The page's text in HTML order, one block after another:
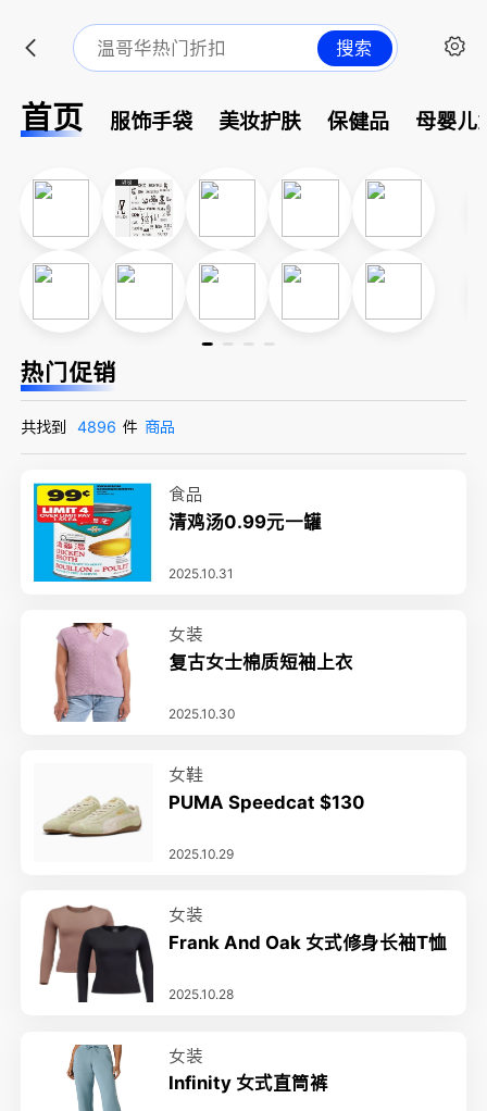
搜索
首页 服饰手袋 美妆护肤 保健品 母婴儿
热门促销
共找到 4896 件 商品
食品
清鸡汤0.99元一罐
2025.10.31
女装
复古女士棉质短袖上衣
2025.10.30
女鞋
PUMA Speedcat $130
2025.10.29
女装
Frank And Oak 女式修身长袖T恤
2025.10.28
女装
Infinity 女式直筒裤